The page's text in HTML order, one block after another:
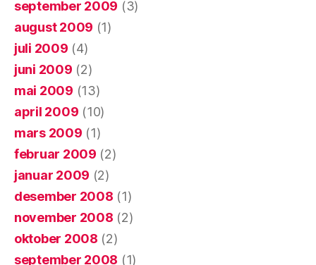
september 2009 (3)
august 2009 (1)
juli 2009 (4)
juni 2009 (2)
mai 2009 (13)
april 2009 (10)
mars 2009 (1)
februar 2009 (2)
januar 2009 (2)
desember 2008 (1)
november 2008 (2)
oktober 2008 (2)
september 2008 (1)